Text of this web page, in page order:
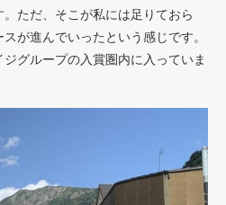
ただ、 そこが私には足りておら
が進んでいったという感じです。
グループの入賞圏内に入っていま